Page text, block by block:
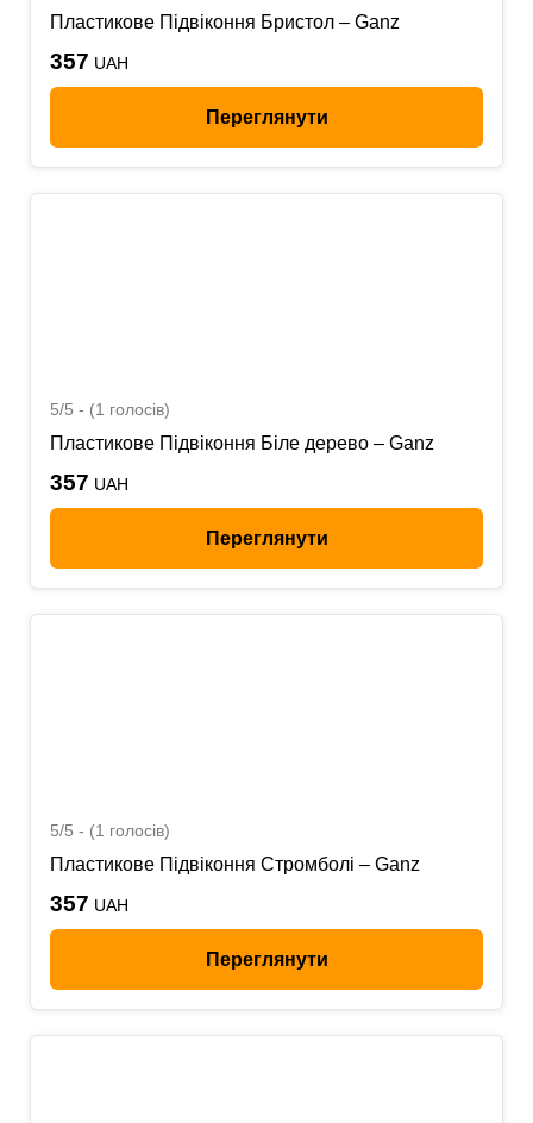
Пластикове Підвіконня Бристол – Ganz
357 UAH
Переглянути
5/5 - (1 голосів)
Пластикове Підвіконня Біле дерево – Ganz
357 UAH
Переглянути
5/5 - (1 голосів)
Пластикове Підвіконня Стромболі – Ganz
357 UAH
Переглянути